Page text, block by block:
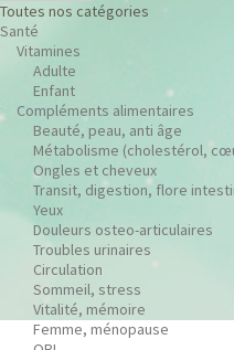
Toutes nos catégories
Santé
Vitamines
Adulte
Enfant
Compléments alimentaires
Beauté, peau, anti âge
Métabolisme (cholestérol,
Ongles et cheveux
Transit, digestion, flore
Yeux
Douleurs osteo-articulaires
Troubles urinaires
Circulation
Sommeil, stress
Vitalité, mémoire
Femme, ménopause